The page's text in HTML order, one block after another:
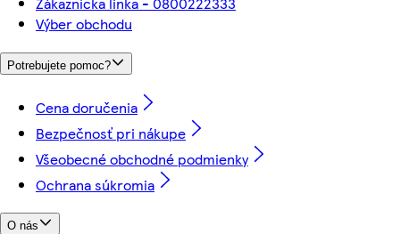
Výber obchodu
Potrebujete pomoc?
Cena doručenia
Bezpečnosť pri nákupe
Všeobecné obchodné podmienky
Ochrana súkromia
O nás